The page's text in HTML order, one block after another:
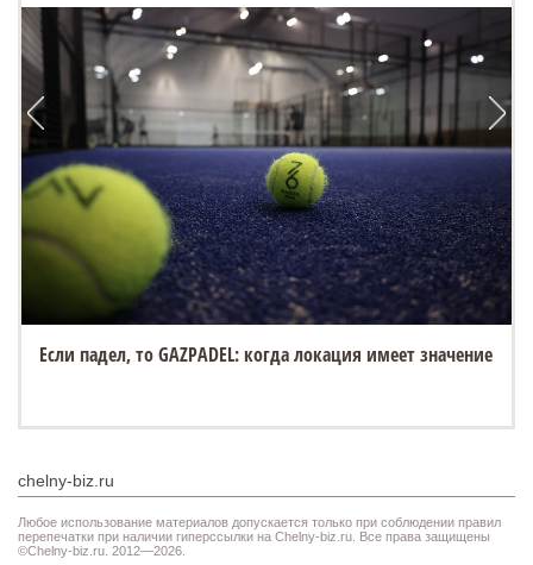
Если падел, то GAZPADEL: когда локация имеет значение
chelny-biz.ru
Любое использование материалов допускается только при соблюдении правил
перепечатки при наличии гиперссылки на Chelny-biz.ru. Все права защищены
©Chelny-biz.ru. 2012—2026.